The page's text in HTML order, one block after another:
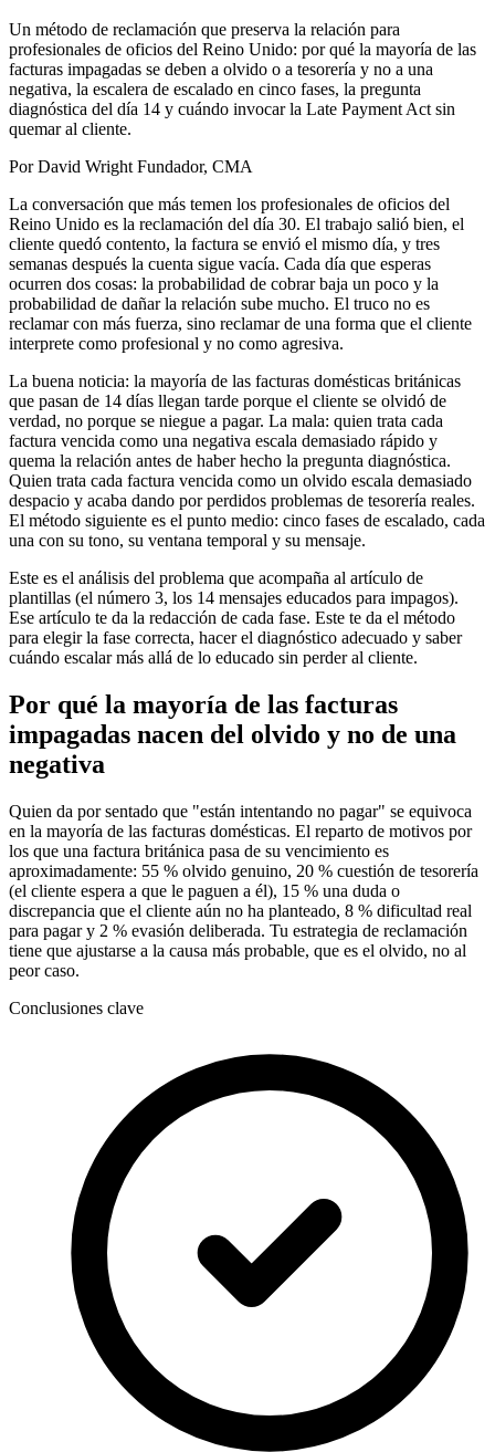
Un método de reclamación que preserva la relación para
profesionales de oficios del Reino Unido: por qué la mayoría de las
facturas impagadas se deben a olvido o a tesorería y no a una
negativa, la escalera de escalado en cinco fases, la pregunta
diagnóstica del día 14 y cuándo invocar la Late Payment Act sin
quemar al cliente.
Por David Wright Fundador, CMA
La conversación que más temen los profesionales de oficios del
Reino Unido es la reclamación del día 30. El trabajo salió bien, el
cliente quedó contento, la factura se envió el mismo día, y tres
semanas después la cuenta sigue vacía. Cada día que esperas
ocurren dos cosas: la probabilidad de cobrar baja un poco y la
probabilidad de dañar la relación sube mucho. El truco no es
reclamar con más fuerza, sino reclamar de una forma que el cliente
interprete como profesional y no como agresiva.
La buena noticia: la mayoría de las facturas domésticas británicas
que pasan de 14 días llegan tarde porque el cliente se olvidó de
verdad, no porque se niegue a pagar. La mala: quien trata cada
factura vencida como una negativa escala demasiado rápido y
quema la relación antes de haber hecho la pregunta diagnóstica.
Quien trata cada factura vencida como un olvido escala demasiado
despacio y acaba dando por perdidos problemas de tesorería reales.
El método siguiente es el punto medio: cinco fases de escalado, cada
una con su tono, su ventana temporal y su mensaje.
Este es el análisis del problema que acompaña al artículo de
plantillas (el número 3, los 14 mensajes educados para impagos).
Ese artículo te da la redacción de cada fase. Este te da el método
para elegir la fase correcta, hacer el diagnóstico adecuado y saber
cuándo escalar más allá de lo educado sin perder al cliente.
Por qué la mayoría de las facturas
impagadas nacen del olvido y no de una
negativa
Quien da por sentado que "están intentando no pagar" se equivoca
en la mayoría de las facturas domésticas. El reparto de motivos por
los que una factura británica pasa de su vencimiento es
aproximadamente: 55 % olvido genuino, 20 % cuestión de tesorería
(el cliente espera a que le paguen a él), 15 % una duda o
discrepancia que el cliente aún no ha planteado, 8 % dificultad real
para pagar y 2 % evasión deliberada. Tu estrategia de reclamación
tiene que ajustarse a la causa más probable, que es el olvido, no al
peor caso.
Conclusiones clave